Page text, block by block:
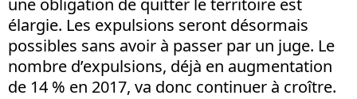
une obligation de quitter le territoire est
élargie. Les expulsions seront désormais
possibles sans avoir à passer par un juge. Le
nombre d’expulsions, déjà en augmentation
de 14 % en 2017, va donc continuer à croître.